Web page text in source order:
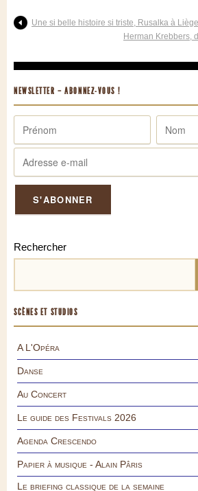
Une si belle histoire si triste, Rusalka à Liège
Herman Krebbers,
NEWSLETTER – ABONNEZ-VOUS !
Rechercher
SCÈNES ET STUDIOS
A L'Opéra
Danse
Au Concert
Le guide des Festivals 2026
Agenda Crescendo
Papier à musique - Alain Pâris
Le briefing classique de la semaine